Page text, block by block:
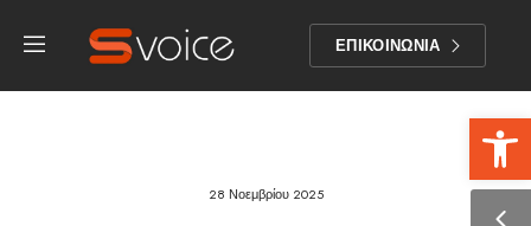
ΕΠΙΚΟΙΝΩΝΙΑ
28 Νοεμβρίου 2025